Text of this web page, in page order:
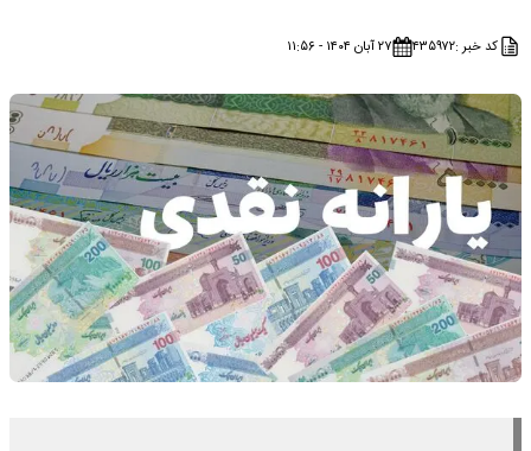
کد خبر :۴۳۵۹۷۲ ۲۷ آبان ۱۴۰۴ - ۱۱:۵۶